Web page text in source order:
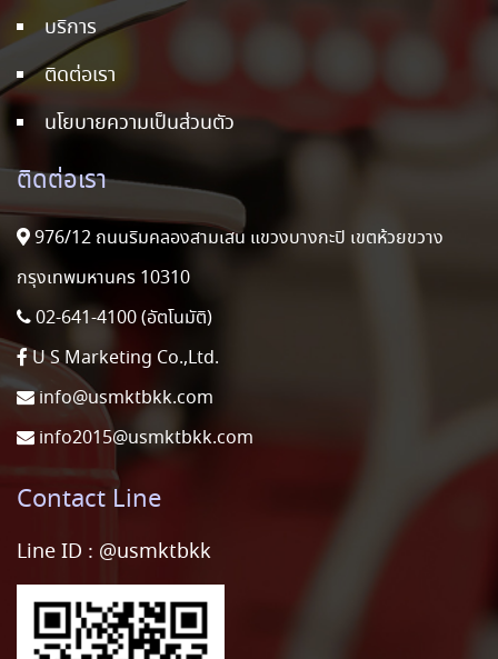
บริการ
ติดต่อเรา
นโยบายความเป็นส่วนตัว
ติดต่อเรา
976/12 ถนนริมคลองสามเสน แขวงบางกะปิ เขตห้วยขวาง
กรุงเทพมหานคร 10310
02-641-4100 (อัตโนมัติ)
U S Marketing Co.,Ltd.
info@usmktbkk.com
info2015@usmktbkk.com
Contact Line
Line ID : @usmktbkk